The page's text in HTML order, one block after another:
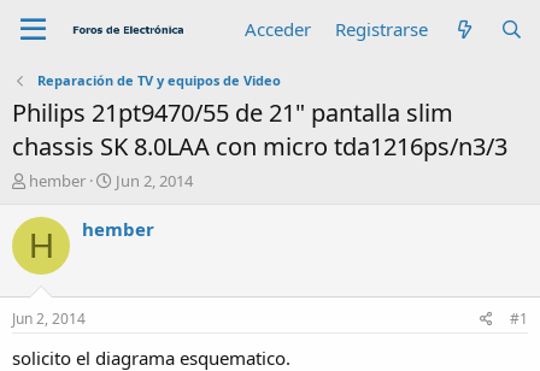
Acceder Registrarse
Reparación de TV y equipos de Video
Philips 21pt9470/55 de 21" pantalla slim
chassis SK 8.0LAA con micro tda1216ps/n3/3
A
t
o
r
hember
F
c
n
Jun 2, 2014
H hember
Jun 2, 2014 #1
solicito el diagrama esquematico.